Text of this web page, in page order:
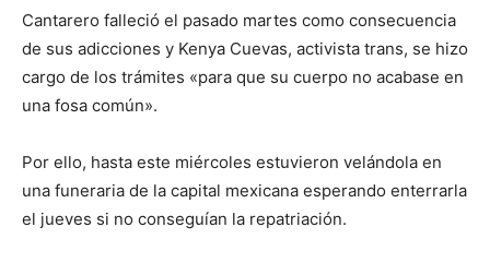
Cantarero falleció el pasado martes como consecuencia
de sus adicciones y Kenya Cuevas, activista trans, se hizo
cargo de los trámites «para que su cuerpo no acabase en
una fosa común».
Por ello, hasta este miércoles estuvieron velándola en
una funeraria de la capital mexicana esperando enterrarla
el jueves si no conseguían la repatriación.